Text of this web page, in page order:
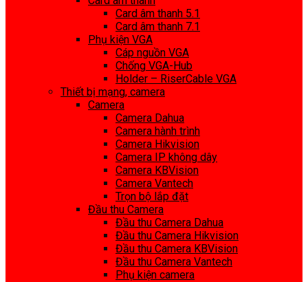
Card âm thanh 5.1
Card âm thanh 7.1
Phụ kiện VGA
Cáp nguồn VGA
Chống VGA-Hub
Holder – RiserCable VGA
Thiết bị mạng, camera
Camera
Camera Dahua
Camera hành trình
Camera Hikvision
Camera IP không dây
Camera KBVision
Camera Vantech
Trọn bộ lắp đặt
Đầu thu Camera
Đầu thu Camera Dahua
Đầu thu Camera Hikvision
Đầu thu Camera KBVision
Đầu thu Camera Vantech
Phụ kiện camera